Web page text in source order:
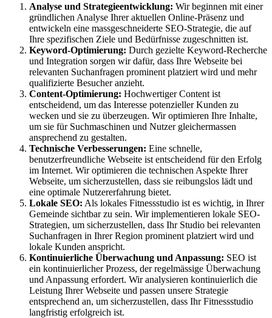
Analyse und Strategieentwicklung: Wir beginnen mit einer
gründlichen Analyse Ihrer aktuellen Online-Präsenz und
entwickeln eine massgeschneiderte SEO-Strategie, die auf
Ihre spezifischen Ziele und Bedürfnisse zugeschnitten ist.
Keyword-Optimierung: Durch gezielte Keyword-Recherche
und Integration sorgen wir dafür, dass Ihre Webseite bei
relevanten Suchanfragen prominent platziert wird und mehr
qualifizierte Besucher anzieht.
Content-Optimierung: Hochwertiger Content ist
entscheidend, um das Interesse potenzieller Kunden zu
wecken und sie zu überzeugen. Wir optimieren Ihre Inhalte,
um sie für Suchmaschinen und Nutzer gleichermassen
ansprechend zu gestalten.
Technische Verbesserungen: Eine schnelle,
benutzerfreundliche Webseite ist entscheidend für den Erfolg
im Internet. Wir optimieren die technischen Aspekte Ihrer
Webseite, um sicherzustellen, dass sie reibungslos lädt und
eine optimale Nutzererfahrung bietet.
Lokale SEO: Als lokales Fitnessstudio ist es wichtig, in Ihrer
Gemeinde sichtbar zu sein. Wir implementieren lokale SEO-
Strategien, um sicherzustellen, dass Ihr Studio bei relevanten
Suchanfragen in Ihrer Region prominent platziert wird und
lokale Kunden anspricht.
Kontinuierliche Überwachung und Anpassung: SEO ist
ein kontinuierlicher Prozess, der regelmässige Überwachung
und Anpassung erfordert. Wir analysieren kontinuierlich die
Leistung Ihrer Webseite und passen unsere Strategie
entsprechend an, um sicherzustellen, dass Ihr Fitnessstudio
langfristig erfolgreich ist.